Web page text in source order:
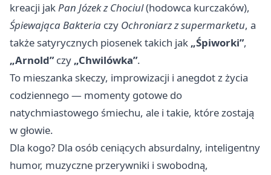
kreacji jakPan Józek z Chociul(hodowca kurczaków),
Śpiewająca Bakteria czy Ochroniarz z supermarketu, a
także satyrycznych piosenek takich jak „Śpiworki”,
„Arnold”czy „Chwilówka”.
To mieszanka skeczy, improwizacji i anegdot z życia
codziennego — momenty gotowe do
natychmiastowego śmiechu, ale i takie, które zostają
w głowie.
Dla kogo? Dla osób ceniących absurdalny, inteligentny
humor, muzyczne przerywniki i swobodną,